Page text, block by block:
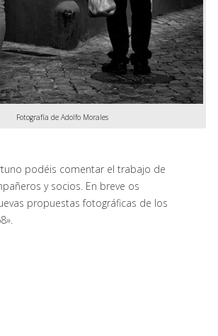
Fotografía de Adolfo Morales
podéis comentar el trabajo de
y socios. En breve os
propuestas fotográficas de los